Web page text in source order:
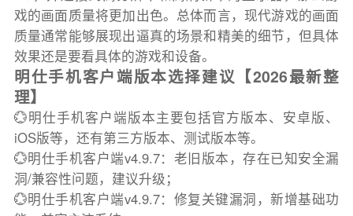
戏的画面质量将更加出色。总体而言，现代游戏的画面
质量通常能够展现出逼真的场景和精美的细节，但具体
效果还是要看具体的游戏和设备。
明仕手机客户端版本选择建议【2026最新整
理】
💮明仕手机客户端版本主要包括官方版本、安卓版、
iOS版等，还有第三方版本、测试版本等。
💮明仕手机客户端v4.9.7：老旧版本，存在已知安全漏
洞/兼容性问题，建议升级；
💮明仕手机客户端v4.9.7：修复关键漏洞，新增基础功